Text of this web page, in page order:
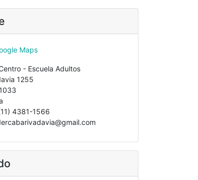
Maps
- Escuela Adultos
1255
4381-1566